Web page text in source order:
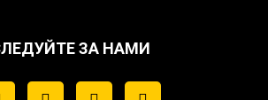
ЗА НАМИ